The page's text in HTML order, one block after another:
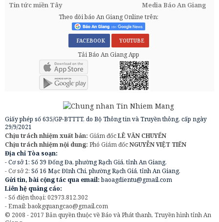
Tin tức miền Tây
Media Báo An Giang
Theo dõi báo An Giang Online trên:
FACEBOOK YOUTUBE
Tải Báo An Giang App
Giấy phép số 635/GP-BTTTT, do Bộ Thông tin và Truyền thông, cấp ngày
29/9/2021
Chịu trách nhiệm xuất bản: Giám đốcLÊ VĂN CHUYỂN
Chịu trách nhiệm nội dung: Phó Giám đốcNGUYỄN VIỆT TIẾN
Địa chỉ Tòa soạn:
- Cơ sở 1: Số 39 Đống Đa, phường Rạch Giá, tỉnh An Giang.
- Cơ sở 2: Số 16 Mạc Đĩnh Chi, phường Rạch Giá, tỉnh An Giang.
Gửi tin, bài cộng tác qua email:baoagdientu@gmail.com
Liên hệ quảng cáo:
- Số điện thoại: 02973.812.302
- Email:baokgquangcao@gmail.com
© 2008 - 2017 Bản quyền thuộc về Báo và Phát thanh, Truyền hình tỉnh An